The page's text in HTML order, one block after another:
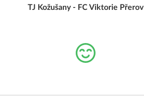
TJ Kožušany - FC Viktorie Přerov